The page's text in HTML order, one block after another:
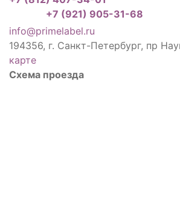
+7 (921) 905-31-68
info@primelabel.ru
194356, г. Санкт-Петербург, пр
карте
Схема проезда